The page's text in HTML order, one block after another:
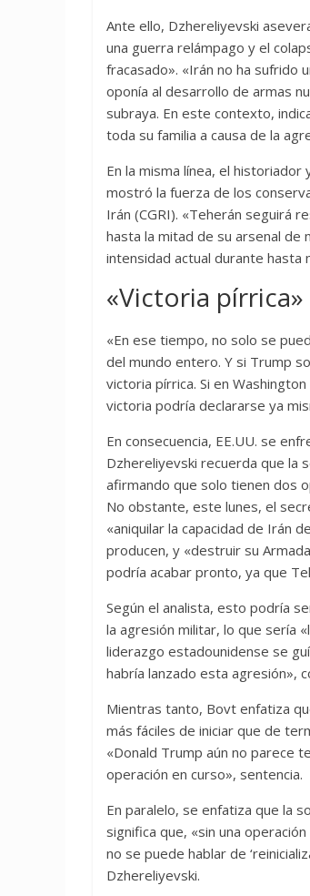
Ante ello, Dzhereliyevski
una guerra relámpago y el
fracasado». «Irán no ha sufrido
oponía al desarrollo de armas
subraya. En este contexto,
toda su familia a causa de la
En la misma línea, el
mostró la fuerza de los
Irán (CGRI). «Teherán seguirá
hasta la mitad de su arsenal de
intensidad actual durante hasta
«Victoria pírrica»
«En ese tiempo, no solo se
del mundo entero. Y si Trump
victoria pírrica. Si en
victoria podría declararse ya
En consecuencia, EE.UU. se
Dzhereliyevski recuerda que la
afirmando que solo tienen dos
No obstante, este lunes, el
«aniquilar la capacidad de Irán
producen, y «destruir su
podría acabar pronto, ya que
Según el analista, esto podría
la agresión militar, lo que sería
liderazgo estadounidense se
habría lanzado esta agresión»,
Mientras tanto, Bovt enfatiza
más fáciles de iniciar que de
«Donald Trump aún no parece
operación en curso», sentencia.
En paralelo, se enfatiza que la
significa que, «sin una
no se puede hablar de
Dzhereliyevski.